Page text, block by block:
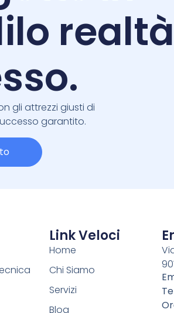
realtà
gli attrezzi giusti di
garantito.
Link Veloci
Home
Chi Siamo
Servizi
Blog